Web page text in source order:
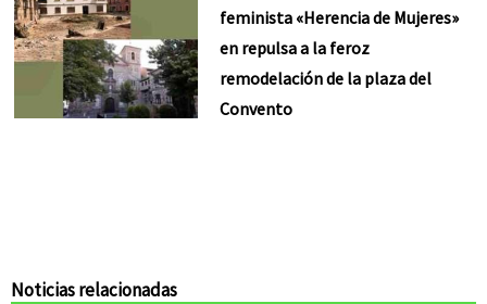
feminista «Herencia de Mujeres»
en repulsa a la feroz
remodelación de la plaza del
Convento
Noticias relacionadas